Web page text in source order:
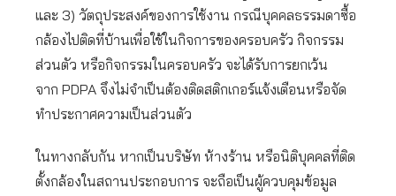
และ 3) วัตถุประสงค์ของการใช้งาน กรณีบุคคลธรรมดาซื้อ
กล้องไปติดที่บ้านเพื่อใช้ในกิจการของครอบครัว กิจกรรม
ส่วนตัว หรือกิจกรรมในครอบครัว จะได้รับการยกเว้น
จาก PDPA จึงไม่จำเป็นต้องติดสติกเกอร์แจ้งเตือนหรือจัด
ทำประกาศความเป็นส่วนตัว
ในทางกลับกัน หากเป็นบริษัท ห้างร้าน หรือนิติบุคคลที่ติด
ตั้งกล้องในสถานประกอบการ จะถือเป็นผู้ควบคุมข้อมูล